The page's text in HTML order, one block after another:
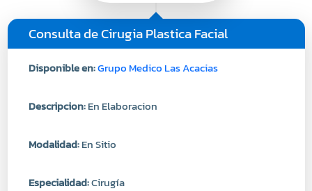
Consulta de Cirugia Plastica Facial
Disponible en:Grupo Medico Las Acacias
Descripcion:En Elaboracion
Modalidad:En Sitio
Especialidad:Cirugía